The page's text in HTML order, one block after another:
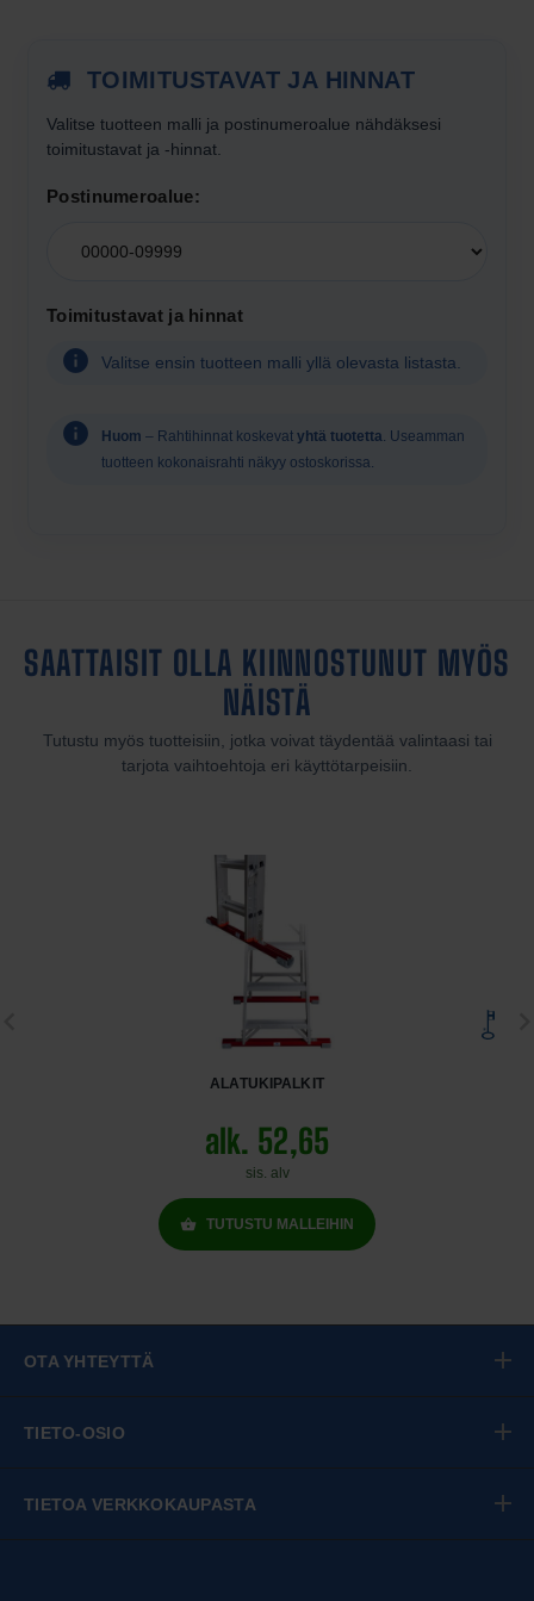
TOIMITUSTAVAT JA HINNAT
Valitse tuotteen malli ja postinumeroalue nähdäksesi
toimitustavat ja -hinnat.
Postinumeroalue:
postinumeroalue
näyttämistä
varten
Toimitustavat ja hinnat
Valitse ensin tuotteen malli yllä olevasta listasta.
Huom – Rahtihinnat koskevat yhtä tuotetta . Useamman
tuotteen kokonaisrahti näkyy ostoskorissa.
SAATTAISIT OLLA KIINNOSTUNUT MYÖS
NÄISTÄ
Tutustu myös tuotteisiin, jotka voivat täydentää valintaasi tai
tarjota vaihtoehtoja eri käyttötarpeisiin.
ALATUKIPALKIT
alk. 52,65
sis. alv
TUTUSTU MALLEIHIN
OTA YHTEYTTÄ
TIETO-OSIO
TIETOA VERKKOKAUPASTA